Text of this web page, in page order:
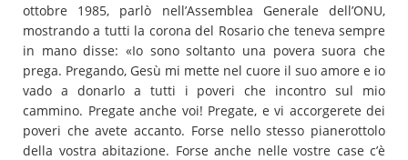
ottobre 1985, parlò nell’Assemblea Generale dell’ONU,
mostrando a tutti la corona del Rosario che teneva sempre
in mano disse: «Io sono soltanto una povera suora che
prega. Pregando, Gesù mi mette nel cuore il suo amore e io
vado a donarlo a tutti i poveri che incontro sul mio
cammino. Pregate anche voi! Pregate, e vi accorgerete dei
poveri che avete accanto. Forse nello stesso pianerottolo
della vostra abitazione. Forse anche nelle vostre case c’è